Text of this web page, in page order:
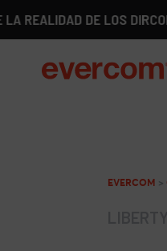
DE LOS DIRCOM EN
EVERCOM >